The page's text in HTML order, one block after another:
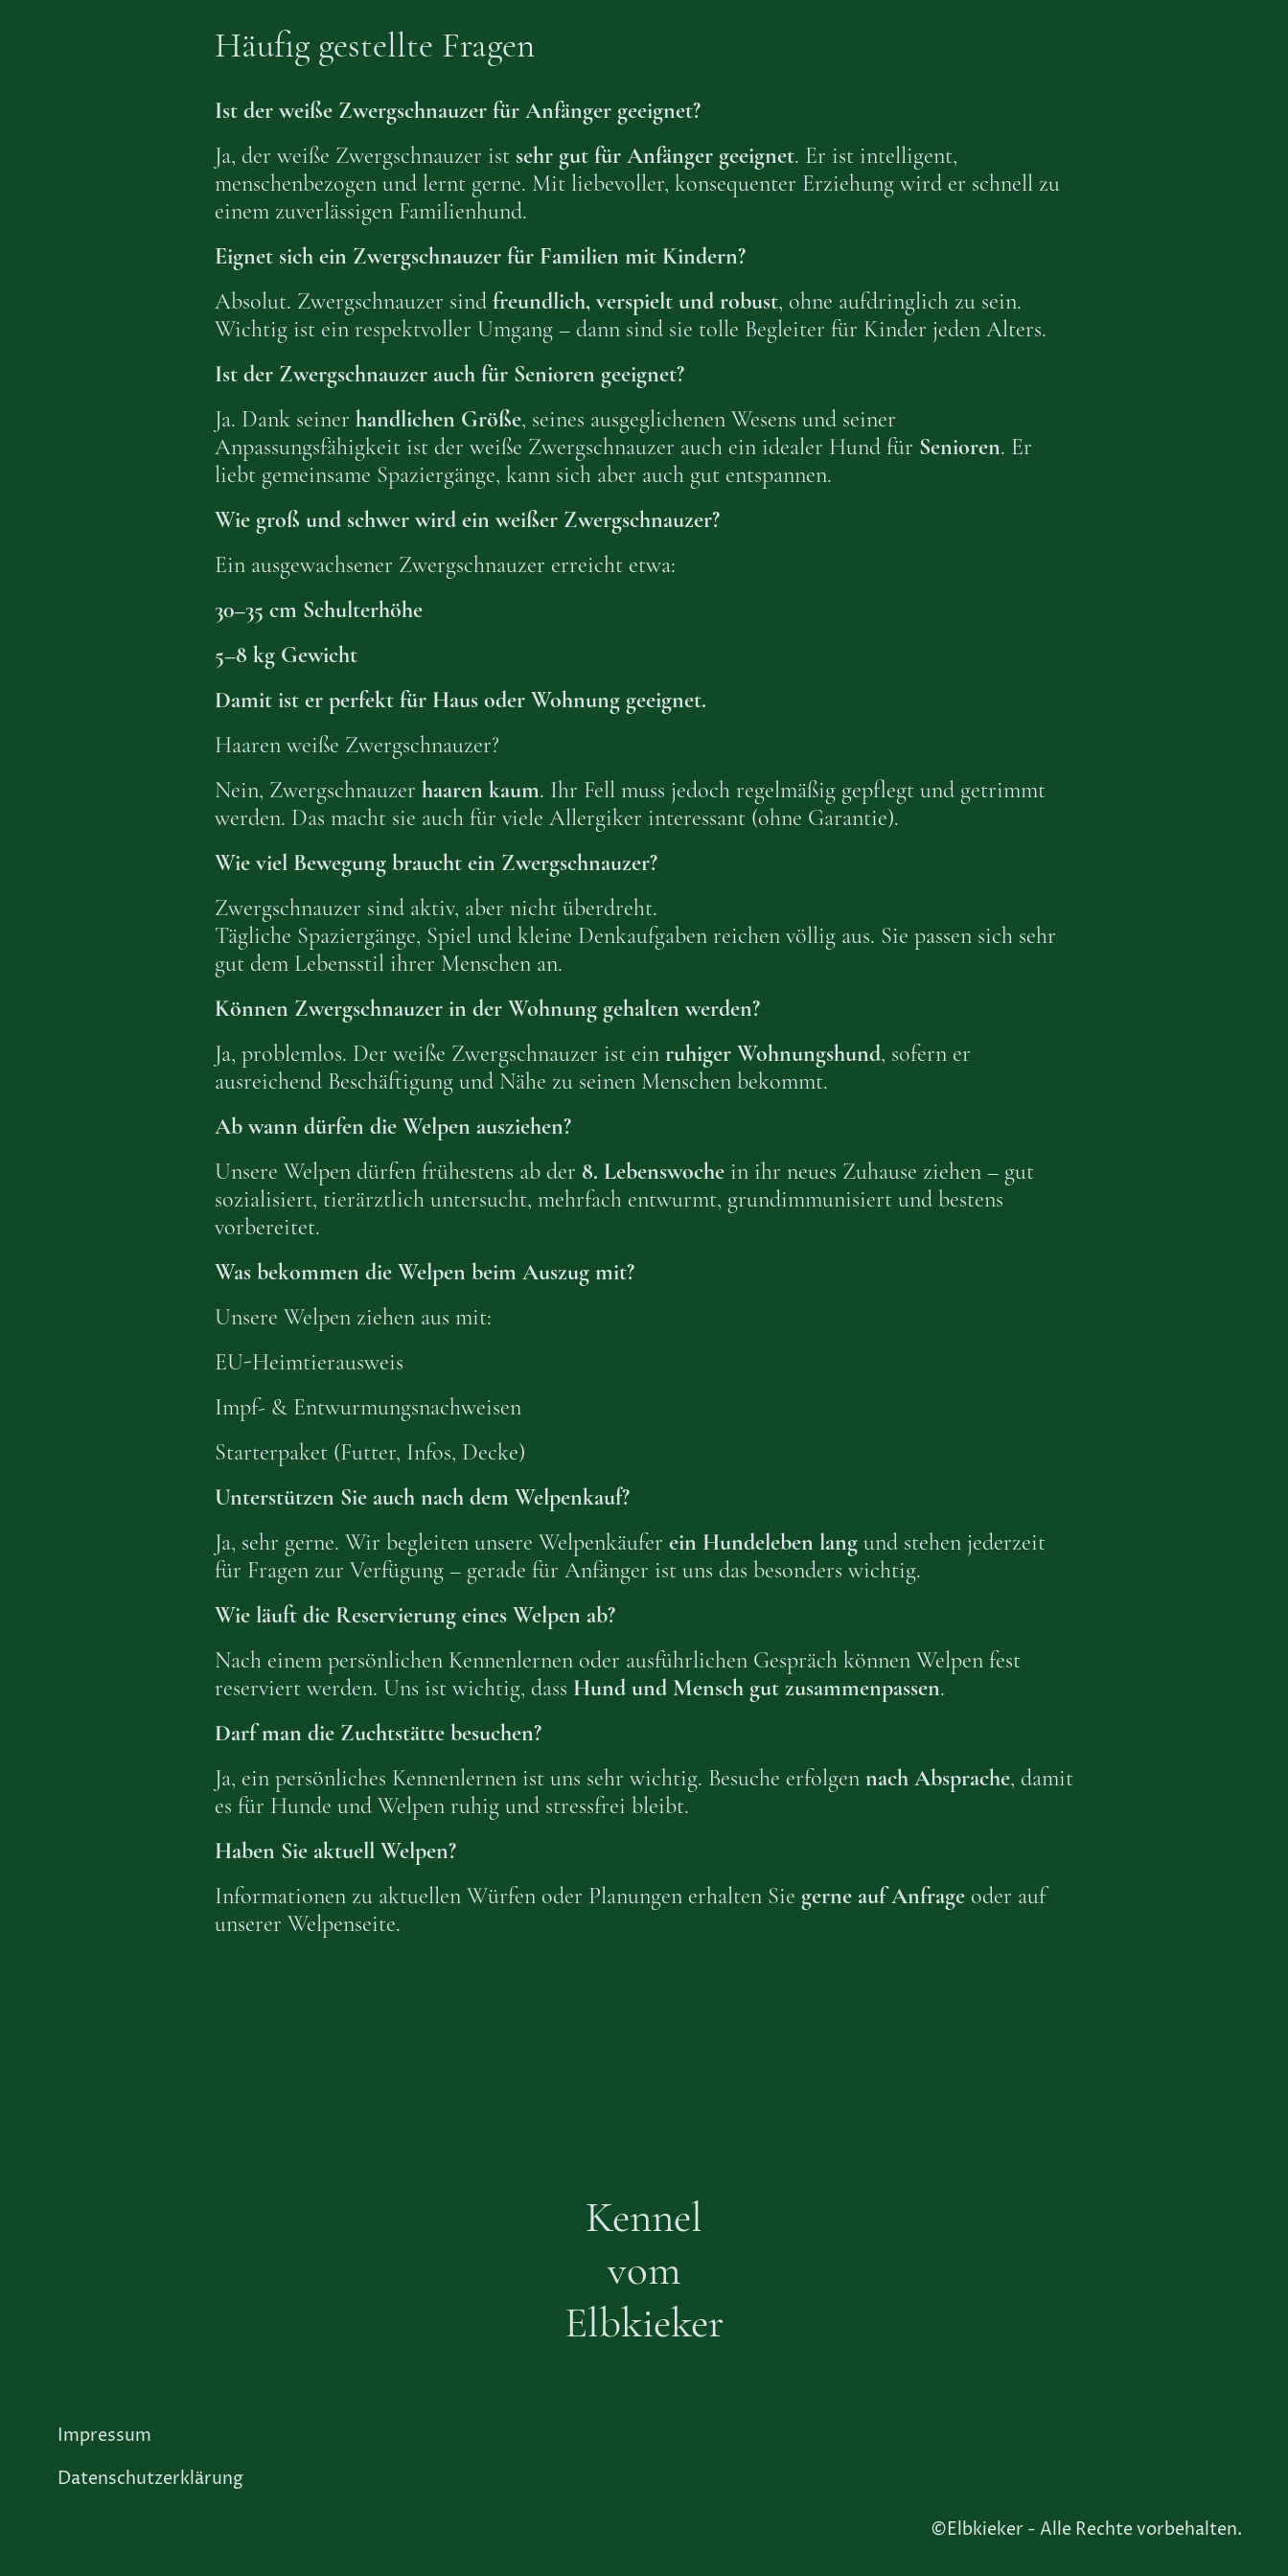
Häufig gestellte Fragen
Ist der weiße Zwergschnauzer für Anfänger geeignet?
Ja, der weiße Zwergschnauzer ist sehr gut für Anfänger geeignet. Er ist intelligent,
menschenbezogen und lernt gerne. Mit liebevoller, konsequenter Erziehung wird er schnell zu
einem zuverlässigen Familienhund.
Eignet sich ein Zwergschnauzer für Familien mit Kindern?
Absolut. Zwergschnauzer sind freundlich, verspielt und robust, ohne aufdringlich zu sein.
Wichtig ist ein respektvoller Umgang – dann sind sie tolle Begleiter für Kinder jeden Alters.
Ist der Zwergschnauzer auch für Senioren geeignet?
Ja. Dank seiner handlichen Größe, seines ausgeglichenen Wesens und seiner
Anpassungsfähigkeit ist der weiße Zwergschnauzer auch ein idealer Hund für Senioren. Er
liebt gemeinsame Spaziergänge, kann sich aber auch gut entspannen.
Wie groß und schwer wird ein weißer Zwergschnauzer?
Ein ausgewachsener Zwergschnauzer erreicht etwa:
30–35 cm Schulterhöhe
5–8 kg Gewicht
Damit ist er perfekt für Haus oder Wohnung geeignet.
Haaren weiße Zwergschnauzer?
Nein, Zwergschnauzer haaren kaum. Ihr Fell muss jedoch regelmäßig gepflegt und getrimmt
werden. Das macht sie auch für viele Allergiker interessant (ohne Garantie).
Wie viel Bewegung braucht ein Zwergschnauzer?
Zwergschnauzer sind aktiv, aber nicht überdreht.
Tägliche Spaziergänge, Spiel und kleine Denkaufgaben reichen völlig aus. Sie passen sich sehr
gut dem Lebensstil ihrer Menschen an.
Können Zwergschnauzer in der Wohnung gehalten werden?
Ja, problemlos. Der weiße Zwergschnauzer ist ein ruhiger Wohnungshund, sofern er
ausreichend Beschäftigung und Nähe zu seinen Menschen bekommt.
Ab wann dürfen die Welpen ausziehen?
Unsere Welpen dürfen frühestens ab der 8. Lebenswoche in ihr neues Zuhause ziehen – gut
sozialisiert, tierärztlich untersucht, mehrfach entwurmt, grundimmunisiert und bestens
vorbereitet.
Was bekommen die Welpen beim Auszug mit?
Unsere Welpen ziehen aus mit:
EU-Heimtierausweis
Impf- & Entwurmungsnachweisen
Starterpaket (Futter, Infos, Decke)
Unterstützen Sie auch nach dem Welpenkauf?
Ja, sehr gerne. Wir begleiten unsere Welpenkäufer ein Hundeleben lang und stehen jederzeit
für Fragen zur Verfügung – gerade für Anfänger ist uns das besonders wichtig.
Wie läuft die Reservierung eines Welpen ab?
Nach einem persönlichen Kennenlernen oder ausführlichen Gespräch können Welpen fest
reserviert werden. Uns ist wichtig, dass Hund und Mensch gut zusammenpassen.
Darf man die Zuchtstätte besuchen?
Ja, ein persönliches Kennenlernen ist uns sehr wichtig. Besuche erfolgen nach Absprache, damit
es für Hunde und Welpen ruhig und stressfrei bleibt.
Haben Sie aktuell Welpen?
Informationen zu aktuellen Würfen oder Planungen erhalten Sie gerne auf Anfrage oder auf
unserer Welpenseite.
Kennel
vom
Elbkieker
Impressum
Datenschutzerklärung
©Elbkieker - Alle Rechte vorbehalten.